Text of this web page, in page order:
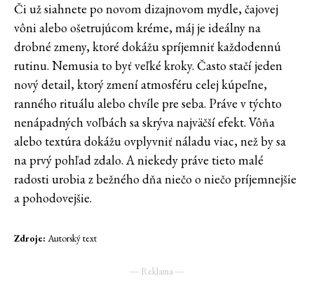
Či už siahnete po novom dizajnovom mydle, čajovej
vôni alebo ošetrujúcom kréme, máj je ideálny na
drobné zmeny, ktoré dokážu spríjemniť každodennú
rutinu. Nemusia to byť veľké kroky. Často stačí jeden
nový detail, ktorý zmení atmosféru celej kúpeľne,
ranného rituálu alebo chvíle pre seba. Práve v týchto
nenápadných voľbách sa skrýva najväčší efekt. Vôňa
alebo textúra dokážu ovplyvniť náladu viac, než by sa
na prvý pohľad zdalo. A niekedy práve tieto malé
radosti urobia z bežného dňa niečo o niečo príjemnejšie
a pohodovejšie.
Zdroje: Autorský text
― Reklama ―